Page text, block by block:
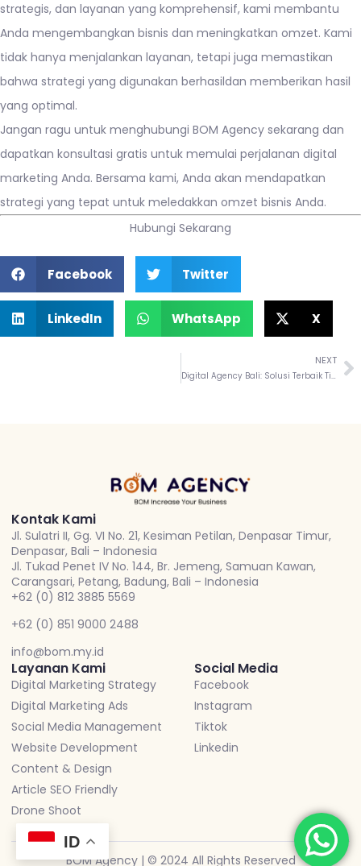
strategis, dan layanan yang komprehensif, kami membantu
Anda mengembangkan bisnis dan meningkatkan omzet. Kami
tidak hanya menjalankan layanan, tetapi juga memastikan
bahwa strategi yang digunakan berhasildan memberikan hasil
yang optimal.
Jangan ragu untuk menghubungi BOM Agency sekarang dan
dapatkan konsultasi gratis untuk memulai perjalanan digital
marketing Anda. Bersama kami, Anda akan mendapatkan
strategi yang tepat untuk meledakkan omzet bisnis Anda.
Hubungi Sekarang
Facebook Twitter
LinkedIn WhatsApp X
NEXT
Digital Agency Bali: Solusi Terbaik Tingkatkan Omset Anda
Kontak Kami
Jl. Sulatri II, Gg. VI No. 21, Kesiman Petilan, Denpasar Timur,
Denpasar, Bali – Indonesia
Jl. Tukad Penet IV No. 144, Br. Jemeng, Samuan Kawan,
Carangsari, Petang, Badung, Bali – Indonesia
+62 (0) 812 3885 5569
+62 (0) 851 9000 2488
info@bom.my.id
Layanan Kami
Digital Marketing Strategy
Digital Marketing Ads
Social Media Management
Website Development
Content & Design
Article SEO Friendly
Drone Shoot
Social Media
Facebook
Instagram
Tiktok
Linkedin
BOM Agency | © 2024 All Rights Reserved
ID